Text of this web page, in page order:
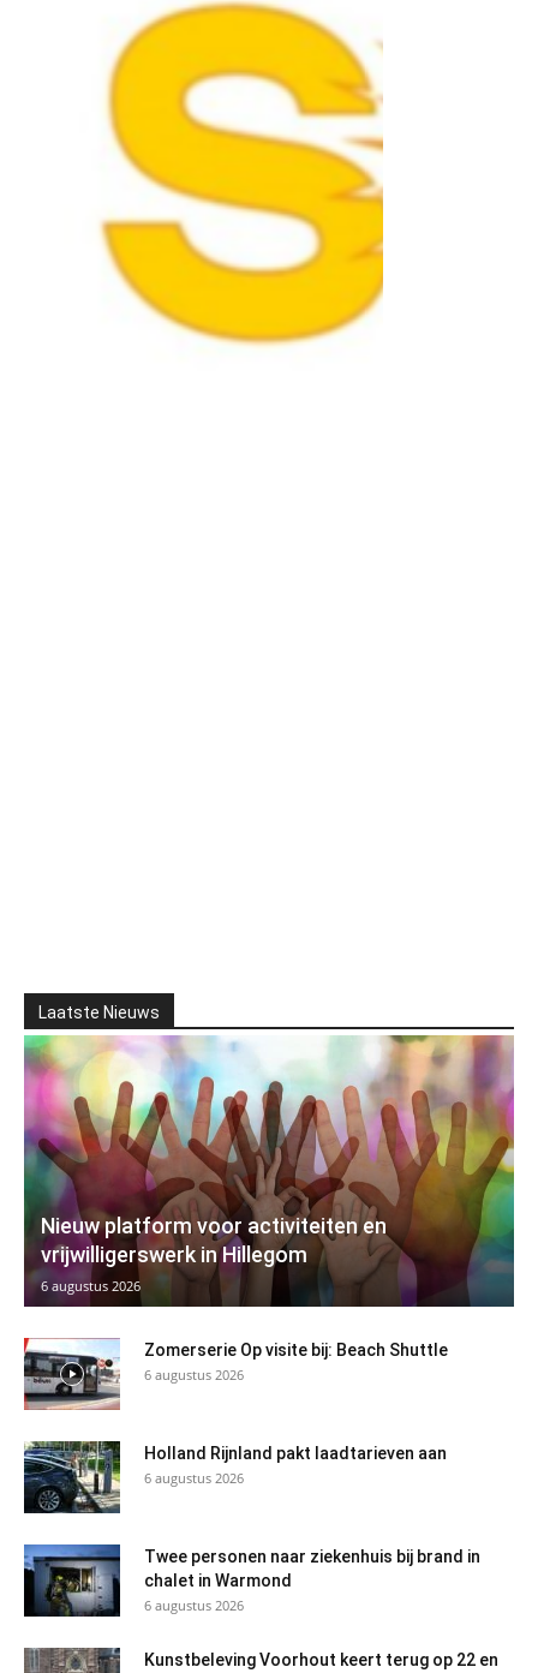
Laatste Nieuws
Nieuw platform voor activiteiten en
vrijwilligerswerk in Hillegom
6 augustus 2026
Zomerserie Op visite bij: Beach Shuttle
6 augustus 2026
Holland Rijnland pakt laadtarieven aan
6 augustus 2026
Twee personen naar ziekenhuis bij brand in
chalet in Warmond
6 augustus 2026
Kunstbeleving Voorhout keert terug op 22 en